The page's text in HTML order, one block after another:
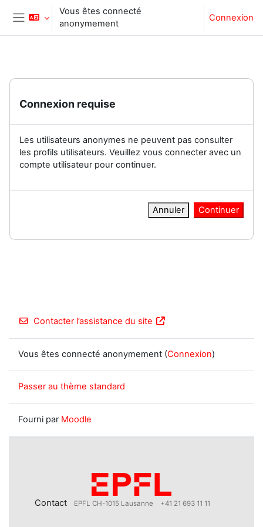
Passer au contenu principal
Panneau latéral
Vous êtes connecté
anonymement
Connexion
Connexion requise
Les utilisateurs anonymes ne peuvent pas consulter
les profils utilisateurs. Veuillez vous connecter avec un
compte utilisateur pour continuer.
Annuler Continuer
Contacter l’assistance du site
Vous êtes connecté anonymement (Connexion)
Passer au thème standard
Fourni par Moodle
Contact EPFL CH-1015 Lausanne +41 21 693 11 11